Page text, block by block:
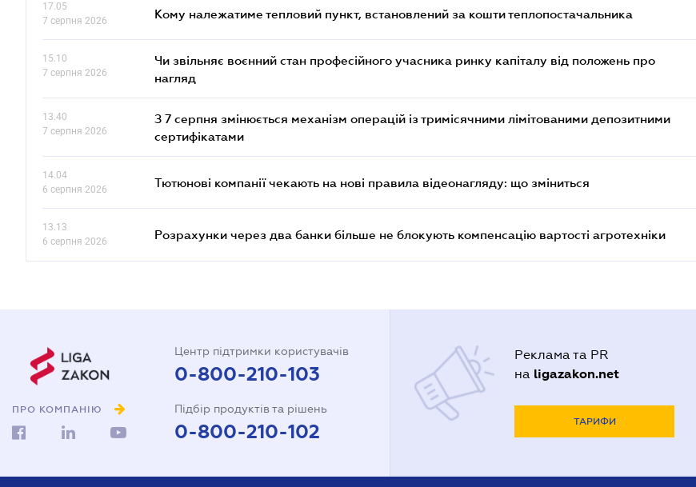
17.05
7 серпня 2026
Кому належатиме тепловий пункт, встановлений за кошти теплопостачальника
15.10
7 серпня 2026
Чи звільняє воєнний стан професійного учасника ринку капіталу від положень про
нагляд
13.40
7 серпня 2026
З 7 серпня змінюється механізм операцій із тримісячними лімітованими депозитними
сертифікатами
14.04
6 серпня 2026
Тютюнові компанії чекають на нові правила відеонагляду: що зміниться
13.13
6 серпня 2026
Розрахунки через два банки більше не блокують компенсацію вартості агротехніки
ПРО КОМПАНІЮ
Центр підтримки користувачів
0-800-210-103
Підбір продуктів та рішень
0-800-210-102
Реклама та PR
на ligazakon.net
ТАРИФИ